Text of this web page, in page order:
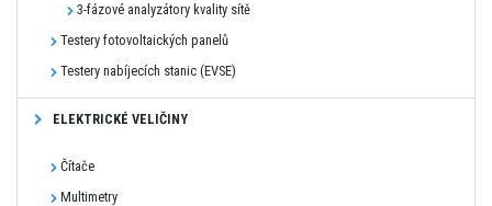
3-fázové analyzátory kvality sítě
Testery fotovoltaických panelů
Testery nabíjecích stanic (EVSE)
ELEKTRICKÉ VELIČINY
Čítače
Multimetry